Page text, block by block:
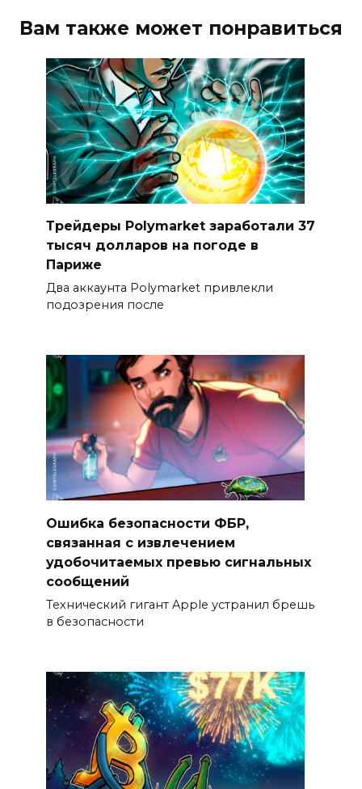
Вам также может понравиться
Трейдеры Polymarket заработали 37
тысяч долларов на погоде в
Париже
Два аккаунта Polymarket привлекли
подозрения после
Ошибка безопасности ФБР,
связанная с извлечением
удобочитаемых превью сигнальных
сообщений
Технический гигант Apple устранил брешь
в безопасности